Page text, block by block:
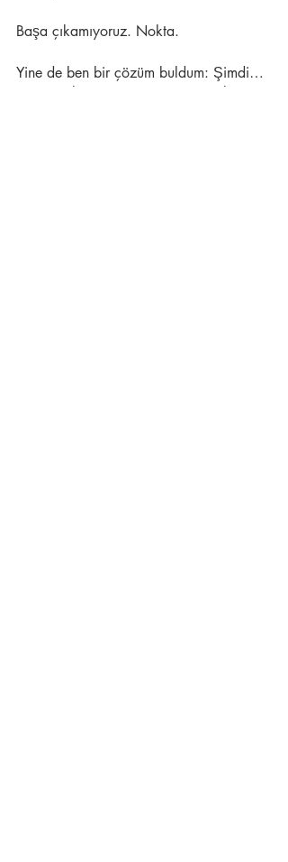
Başa çıkamıyoruz. Nokta.
Yine de ben bir çözüm buldum: Şimdi…
Genişçe bir tencerenin içine… Bolca su,